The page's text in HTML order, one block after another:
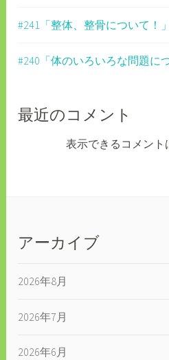
#241「整体、整骨について！」
#240「体のいろいろな問題に
最近のコメント
表示できるコメント
アーカイブ
2026年8月
2026年7月
2026年6月